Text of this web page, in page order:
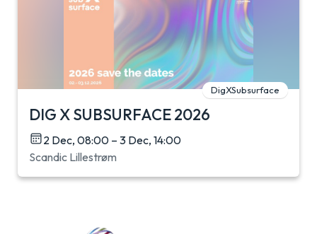
DigXSubsurface
DIG X SUBSURFACE 2026
2 Dec, 08:00 – 3 Dec, 14:00
Scandic Lillestrøm